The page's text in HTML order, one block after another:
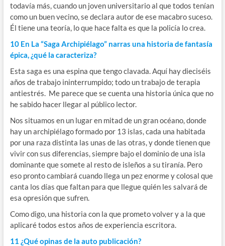
todavía más, cuando un joven universitario al que todos tenían
como un buen vecino, se declara autor de ese macabro suceso.
Él tiene una teoría, lo que hace falta es que la policía lo crea.
10 En La “Saga Archipiélago” narras una historia de fantasía
épica, ¿qué la caracteriza?
Esta saga es una espina que tengo clavada. Aquí hay dieciséis
años de trabajo ininterrumpido; todo un trabajo de terapia
antiestrés. Me parece que se cuenta una historia única que no
he sabido hacer llegar al público lector.
Nos situamos en un lugar en mitad de un gran océano, donde
hay un archipiélago formado por 13 islas, cada una habitada
por una raza distinta las unas de las otras, y donde tienen que
vivir con sus diferencias, siempre bajo el dominio de una isla
dominante que somete al resto de isleños a su tiranía. Pero
eso pronto cambiará cuando llega un pez enorme y colosal que
canta los días que faltan para que llegue quién les salvará de
esa opresión que sufren.
Como digo, una historia con la que prometo volver y a la que
aplicaré todos estos años de experiencia escritora.
11 ¿Qué opinas de la auto publicación?